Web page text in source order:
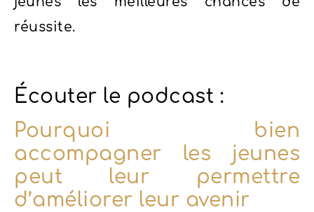
réussite.
Écouter le podcast :
Pourquoi bien
accompagner les jeunes
peut leur permettre
d’améliorer leur avenir